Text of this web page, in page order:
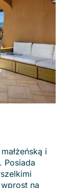
i
Posiada
na